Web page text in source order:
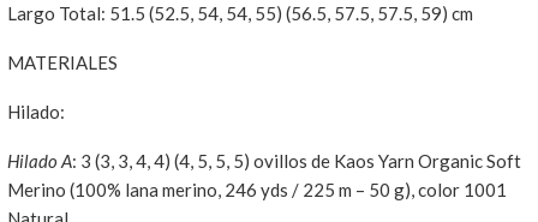
Largo Total: 51.5 (52.5, 54, 54, 55) (56.5, 57.5, 57.5, 59) cm
MATERIALES
Hilado:
Hilado A: 3 (3, 3, 4, 4) (4, 5, 5, 5) ovillos de Kaos Yarn Organic Soft
Merino (100% lana merino, 246 yds / 225 m – 50 g), color 1001